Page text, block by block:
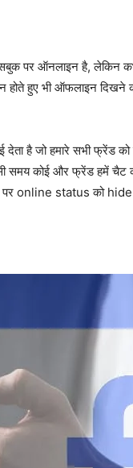
पर ऑनलाइन है, लेकिन
हुए भी ऑफलाइन दिखने
है जो हमारे सभी फ्रेंड
कोई और फ्रेंड हमें चैट
online status को